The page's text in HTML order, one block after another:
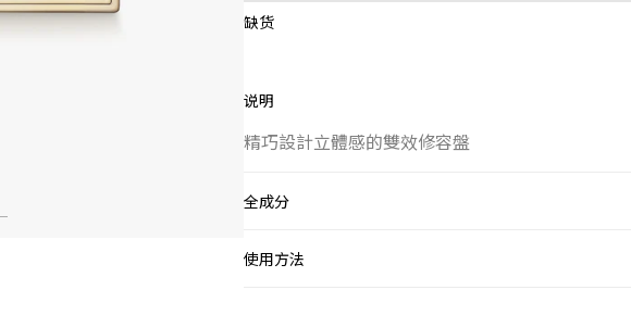
缺货
说明
精巧設計立體感的雙效修容盤
全成分
使用方法